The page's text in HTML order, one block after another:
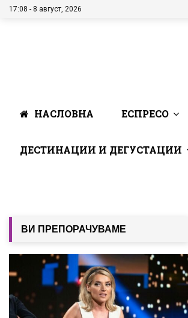
17:08 - 8 август, 2026
НАСЛОВНА ЕСПРЕСО
ДЕСТИНАЦИИ И ДЕГУСТАЦИИ
ВИ ПРЕПОРАЧУВАМЕ